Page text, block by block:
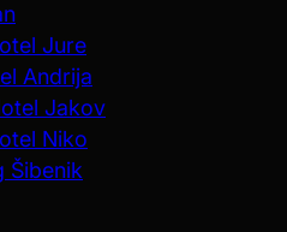
Jure
Andrija
Jakov
Niko
Šibenik